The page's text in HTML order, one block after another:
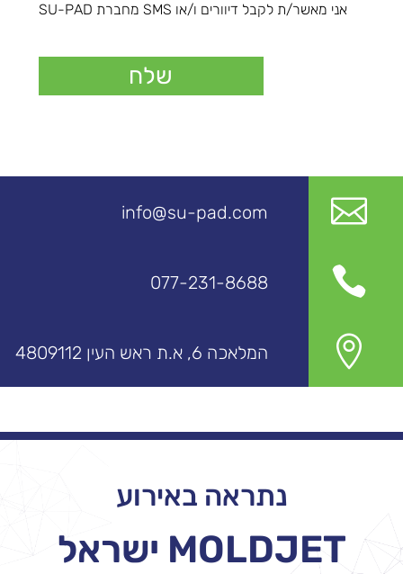
אני מאשר/ת לקבל דיוורים ו/או SMS מחברת SU-PAD

info@su-pad.com

077-231-8688
 המלאכה 6, א.ת ראש העין 4809112
נתראה באירוע
MOLDJET ישראל